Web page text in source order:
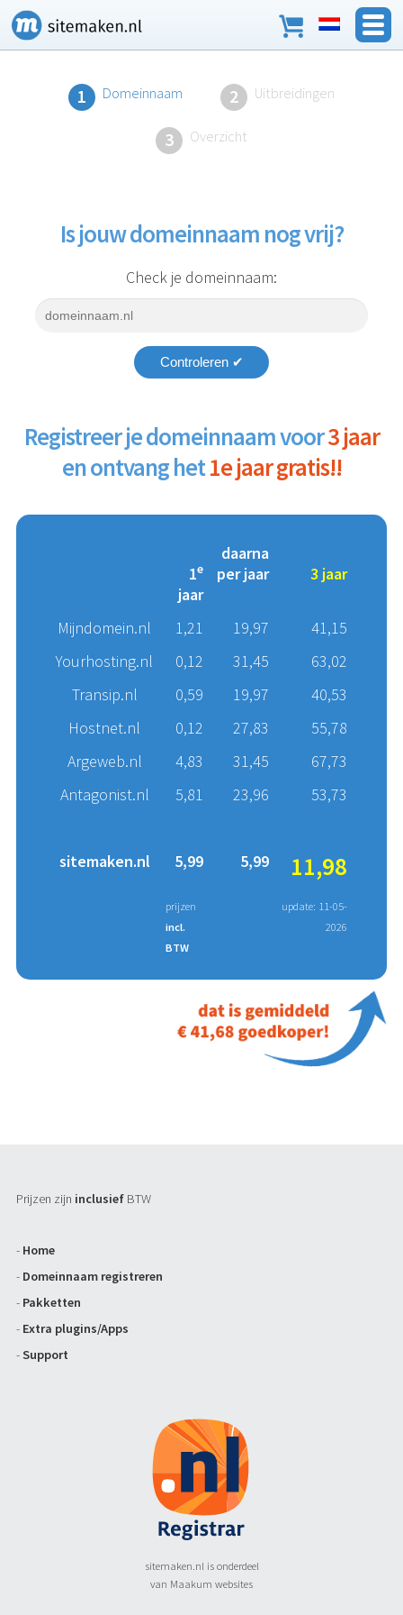
1 Domeinnaam 2 Uitbreidingen
3 Overzicht
Is jouw domeinnaam nog vrij?
Check je domeinnaam:
Controleren ✔
Registreer je domeinnaam voor3 jaar
en ontvang het1e jaar gratis!!
1e
jaar
daarna
per jaar
3 jaar
Mijndomein.nl 1,21 19,97
41,15
Yourhosting.nl
0,12 31,45
63,02
Transip.nl
0,59 19,97
40,53
Hostnet.nl
0,12 27,83
55,78
Argeweb.nl
4,83 31,45
67,73
Antagonist.nl
5,81 23,96 53,73
sitemaken.nl 5,99 5,99 11,98
prijzen
incl.
BTW
update: 11-05-
2026
Prijzen zijn inclusiefBTW
- Home
- Domeinnaam registreren
- Pakketten
- Extra plugins/Apps
-Support
sitemaken.nl is onderdeel
van Maakum websites